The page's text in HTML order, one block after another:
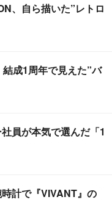
、自ら描いた”レトロ
成1周年で見えた”バ
員が本気で選んだ「1
時計で『VIVANT』の